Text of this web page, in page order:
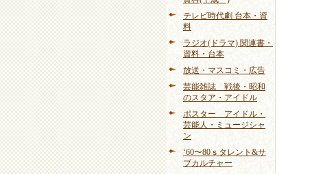
テレビ時代劇 台本・資
料
ラジオ(ドラマ) 関連書・
資料・台本
放送・マスコミ・広告
芸能雑誌 戦後・昭和
のスタア・アイドル
ポスター アイドル・
芸能人・ミュージシャ
ン
‘60〜80ｓタレント&サ
ブカルチャー